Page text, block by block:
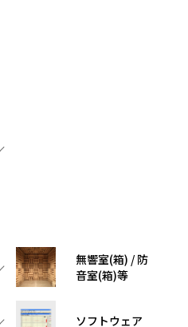
無響室(箱) / 防
音室(箱)等
ソフトウェア